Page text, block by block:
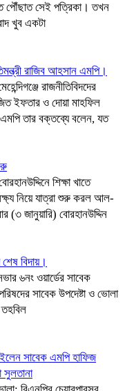
পৌঁছাত সেই পত্রিকা। তখন
খুব একটা
রাজিব আহসান এমপি।
রাজনীতিবিদদের
ইফতার ও দোয়া মাহফিল
এমপি তার বক্তব্যে বলেন, যত
শিক্ষা খাতে
লক্ষ্য নিয়ে যাত্রা শুরু করল আল-
(৩ জানুয়ারি) বোরহানউদ্দিন
শেষ বিদায়।
৬নং ওয়ার্ডের সাবেক
সাবেক উপদেষ্টা ও ভোলা
সাবেক এমপি হাফিজ
সুলতানা